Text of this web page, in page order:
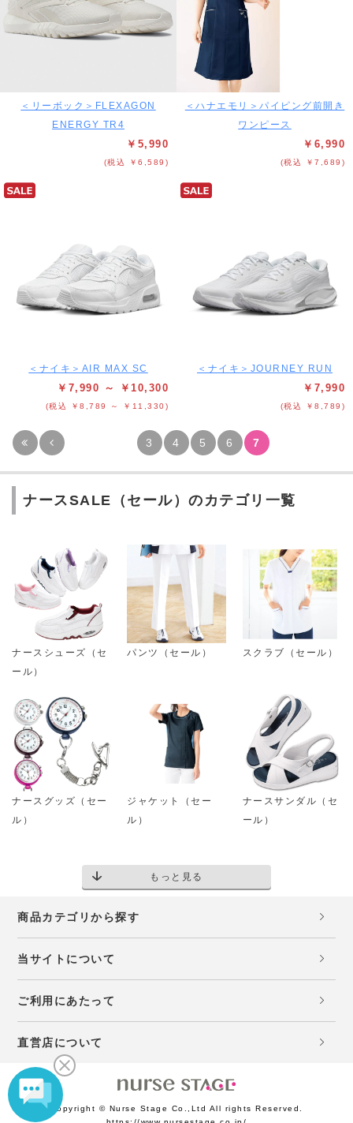
＜リーボック＞FLEXAGON
ENERGY TR4
￥5,990
(税込 ￥6,589)
＜ハナエモリ＞パイピング前開き
ワンピース
￥6,990
(税込 ￥7,689)
＜ナイキ＞AIR MAX SC
￥7,990 ～ ￥10,300
(税込 ￥8,789 ～ ￥11,330)
＜ナイキ＞JOURNEY RUN
￥7,990
(税込 ￥8,789)
3 4 5 6 7
ナースSALE（セール）のカテゴリ一覧
ナースシューズ（セ
ール）
パンツ（セール） スクラブ（セール）
ナースグッズ（セー
ル）
ジャケット（セー
ル）
ナースサンダル（セ
ール）
もっと見る
商品カテゴリから探す
当サイトについて
ご利用にあたって
直営店について
Copyright © Nurse Stage Co.,Ltd All rights Reserved.